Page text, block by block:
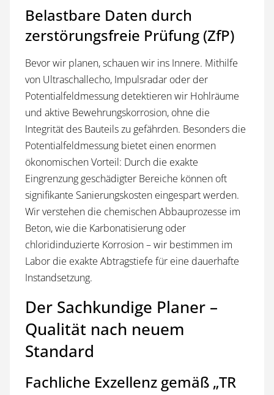
Belastbare Daten durch
zerstörungsfreie Prüfung (ZfP)
Bevor wir planen, schauen wir ins Innere. Mithilfe
von Ultraschallecho, Impulsradar oder der
Potentialfeldmessung detektieren wir Hohlräume
und aktive Bewehrungskorrosion, ohne die
Integrität des Bauteils zu gefährden. Besonders die
Potentialfeldmessung bietet einen enormen
ökonomischen Vorteil: Durch die exakte
Eingrenzung geschädigter Bereiche können oft
signifikante Sanierungskosten eingespart werden.
Wir verstehen die chemischen Abbauprozesse im
Beton, wie die Karbonatisierung oder
chloridinduzierte Korrosion – wir bestimmen im
Labor die exakte Abtragstiefe für eine dauerhafte
Instandsetzung.
Der Sachkundige Planer –
Qualität nach neuem
Standard
Fachliche Exzellenz gemäß „TR